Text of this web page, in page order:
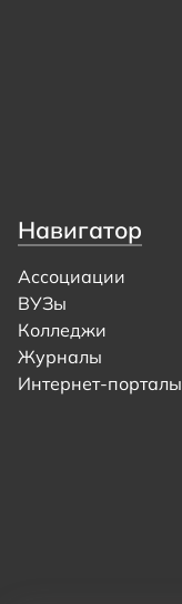
Навигатор
Ассоциации
ВУЗы
Колледжи
Журналы
Интернет-порталы